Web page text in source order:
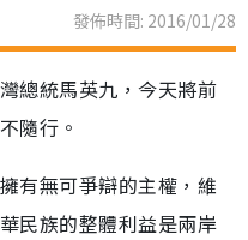
發佈時間: 2016/01/28
總統馬英九，今天將前
隨行。
有無可爭辯的主權，維
民族的整體利益是兩岸